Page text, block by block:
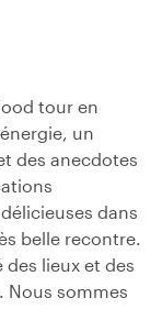
tour en
un
des anecdotes
dans
belle recontre.
lieux et des
Nous sommes